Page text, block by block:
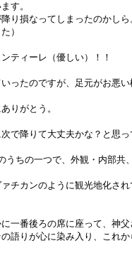
す。
り損なってしまったのかし
）
ティーレ（優しい）！！
ったのですが、足元がお悪
りがとう。
で降りて大丈夫かな？と思
うちの一つで、外観・内部
チカンのように観光地化さ
一番後ろの席に座って、神
語りが心に染み入り、これ